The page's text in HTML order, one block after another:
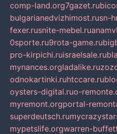
comp-land.org7gazet.ru
bulgarianedvizhimost.rusn-
fexer.rusnite-mebel.ru
0sporte.ru9rota-game.ru
pro-kirpichi.ruisraelsale.ru
mynances.orgladalike.ru
odnokartinki.ruhtccare.ru
oysters-digital.ruo-
myremont.orgportal-
superdeutsch.ru
mypetslife.orgwarren-